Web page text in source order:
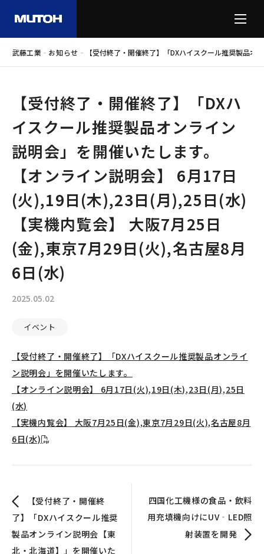
武藤工業 - お知らせ - 【受付終了・開催終了】「DXハイスクール推奨製品オ
【受付終了・開催終了】「DXハ
イスクール推奨製品オンライン
説明会」を開催いたします。
【オンライン説明会】 6月17日
(火),19日(木),23日(月),25日(水)
【実機内覧会】 大阪7月25日
(金),東京7月29日(火),名古屋8月
6日(水)
2025.05.02
イベント
【受付終了・開催終了】「DXハイスクール推奨製品オンライ
ン説明会」を開催いたします。
【オンライン説明会】 6月17日(火),19日(木),23日(月),25日
(水)
【実機内覧会】 大阪7月25日(金),東京7月29日(火),名古屋8月
6日(水)
【受付終了・開催終
了】「DXハイスクール推奨
製品オンライン説明会【東
北・北海道】」を開催いた
四国化工機様の食品・飲料
用充填機向けにUV‐LED照
射装置を開発